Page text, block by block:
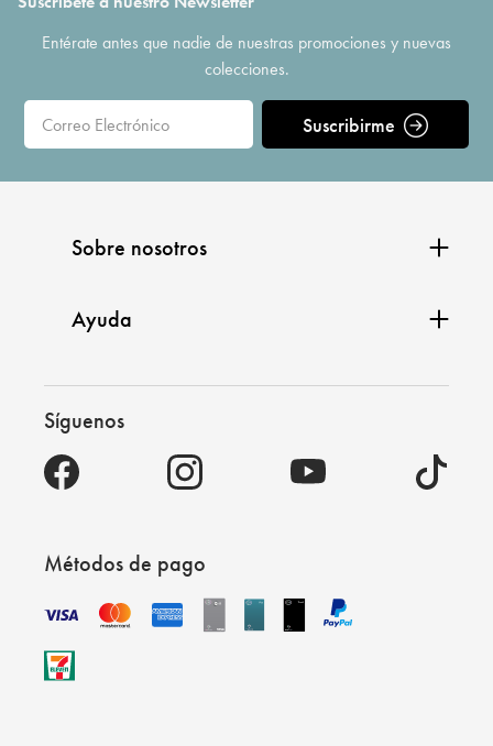
Entérate antes que nadie de nuestras promociones y nuevas
colecciones.
Suscribirme
Sobre nosotros
Ayuda
Síguenos
Métodos de pago